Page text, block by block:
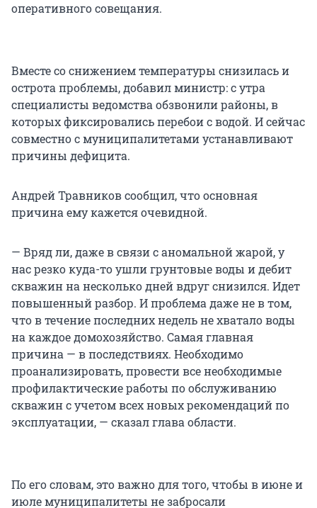
оперативного совещания.
Вместе со снижением температуры снизилась и
острота проблемы, добавил министр: с утра
специалисты ведомства обзвонили районы, в
которых фиксировались перебои с водой. И сейчас
совместно с муниципалитетами устанавливают
причины дефицита.
Андрей Травников сообщил, что основная
причина ему кажется очевидной.
— Вряд ли, даже в связи с аномальной жарой, у
нас резко куда-то ушли грунтовые воды и дебит
скважин на несколько дней вдруг снизился. Идет
повышенный разбор. И проблема даже не в том,
что в течение последних недель не хватало воды
на каждое домохозяйство. Самая главная
причина — в последствиях. Необходимо
проанализировать, провести все необходимые
профилактические работы по обслуживанию
скважин с учетом всех новых рекомендаций по
эксплуатации, — сказал глава области.
По его словам, это важно для того, чтобы в июне и
июле муниципалитеты не забросали